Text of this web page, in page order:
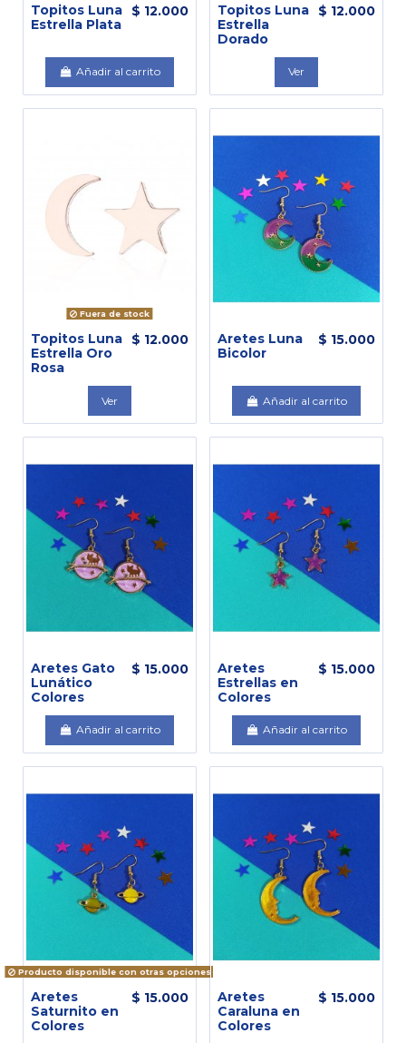
Topitos Luna
Estrella Plata
$ 12.000
Añadir al carrito
Topitos Luna
Estrella
Dorado
$ 12.000
Ver
Fuera de stock
Topitos Luna
Estrella Oro
Rosa
$ 12.000
Ver
Aretes Luna
Bicolor
$ 15.000
Añadir al carrito
Aretes Gato
Lunático
Colores
$ 15.000
Añadir al carrito
Aretes
Estrellas en
Colores
$ 15.000
Añadir al carrito
Producto disponible con otras opciones
Aretes
Saturnito en
Colores
$ 15.000
Aretes
Caraluna en
Colores
$ 15.000